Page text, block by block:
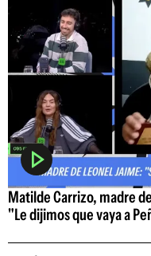
Matilde Carrizo, madre
"Le dijimos que vaya a